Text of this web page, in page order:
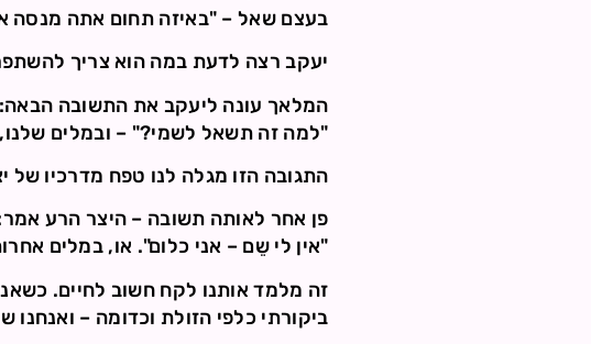
בעצם שאל – "באיזה תחום אתה מנסה
יעקב רצה לדעת במה הוא צריך
המלאך עונה ליעקב את התשובה הבאה:
"למה זה תשאל לשמי?" – ובמלים
התגובה הזו מגלה לנו טפח מדרכיו
פן אחר לאותה תשובה – היצר הרע
"אין לי שֵם – אני כלום". או, במלים
זה מלמד אותנו לקח חשוב לחיים.
ביקורתי כלפי הזולת וכדומה –